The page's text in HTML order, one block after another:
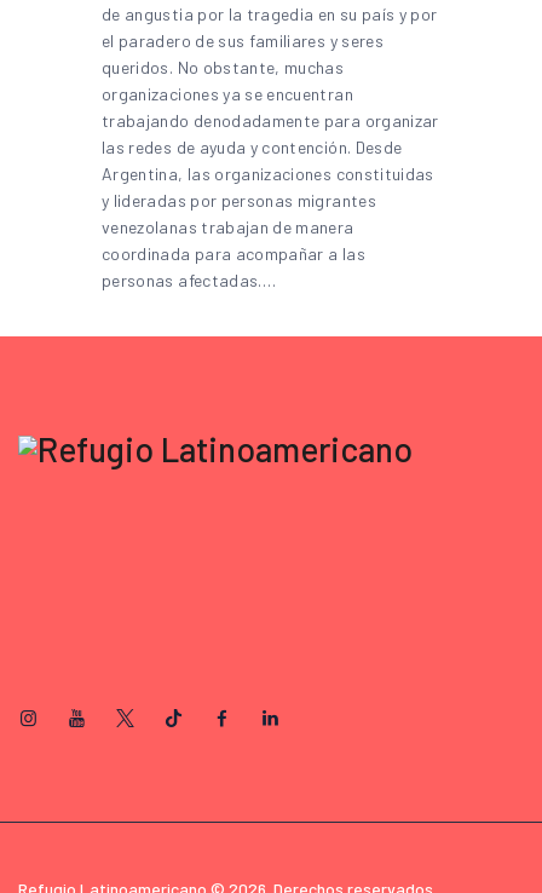
de angustia por la tragedia en su país y por
el paradero de sus familiares y seres
queridos. No obstante, muchas
organizaciones ya se encuentran
trabajando denodadamente para organizar
las redes de ayuda y contención. Desde
Argentina, las organizaciones constituidas
y lideradas por personas migrantes
venezolanas trabajan de manera
coordinada para acompañar a las
personas afectadas.…
Refugio Latinoamericano © 2026. Derechos reservados.